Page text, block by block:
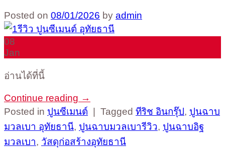
Posted on 08/01/2026 by admin
08
Jan
อ่านได้ที่นี้
Continue reading →
Posted in ปูนซีเมนต์ Tagged ทีริช อินกรุ๊ป, ปูนฉาบ
มวลเบา อุทัยธานี, ปูนฉาบมวลเบารีวิว, ปูนฉาบอิฐ
มวลเบา, วัสดุก่อสร้างอุทัยธานี